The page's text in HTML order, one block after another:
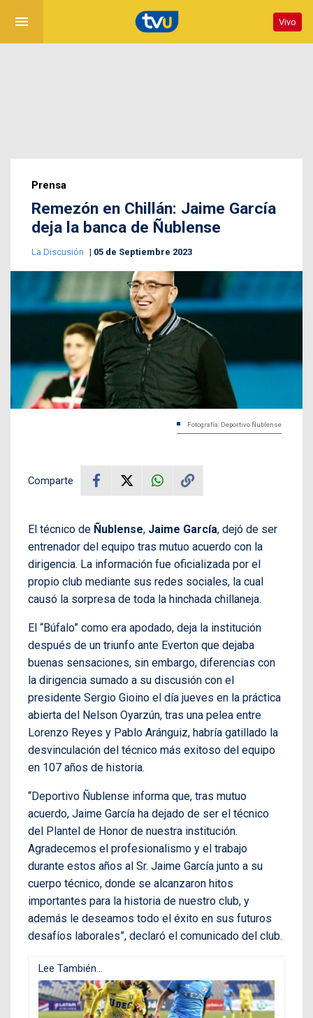
menu Vivo
Prensa
Remezón en Chillán: Jaime García
deja la banca de Ñublense
La Discusión 05 de Septiembre 2023
Fotografía: Deportivo Ñublense
Comparte
El técnico de Ñublense, Jaime García, dejó de ser
entrenador del equipo tras mutuo acuerdo con la
dirigencia. La información fue oficializada por el
propio club mediante sus redes sociales, la cual
causó la sorpresa de toda la hinchada chillaneja.
El “Búfalo” como era apodado, deja la institución
después de un triunfo ante Everton que dejaba
buenas sensaciones, sin embargo, diferencias con
la dirigencia sumado a su discusión con el
presidente Sergio Gioino el día jueves en la práctica
abierta del Nelson Oyarzún, tras una pelea entre
Lorenzo Reyes y Pablo Aránguiz, habría gatillado la
desvinculación del técnico más exitoso del equipo
en 107 años de historia.
“Deportivo Ñublense informa que, tras mutuo
acuerdo, Jaime García ha dejado de ser el técnico
del Plantel de Honor de nuestra institución.
Agradecemos el profesionalismo y el trabajo
durante estos años al Sr. Jaime García junto a su
cuerpo técnico, donde se alcanzaron hitos
importantes para la historia de nuestro club, y
además le deseamos todo el éxito en sus futuros
desafíos laborales”, declaró el comunicado del club.
Lee También...